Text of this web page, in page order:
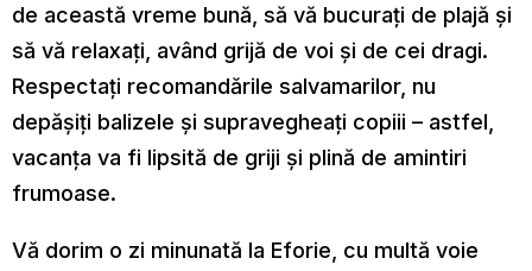
de această vreme bună, să vă bucurați de plajă și
să vă relaxați, având grijă de voi și de cei dragi.
Respectați recomandările salvamarilor, nu
depășiți balizele și supravegheați copiii – astfel,
vacanța va fi lipsită de griji și plină de amintiri
frumoase.
Vă dorim o zi minunată la Eforie, cu multă voie